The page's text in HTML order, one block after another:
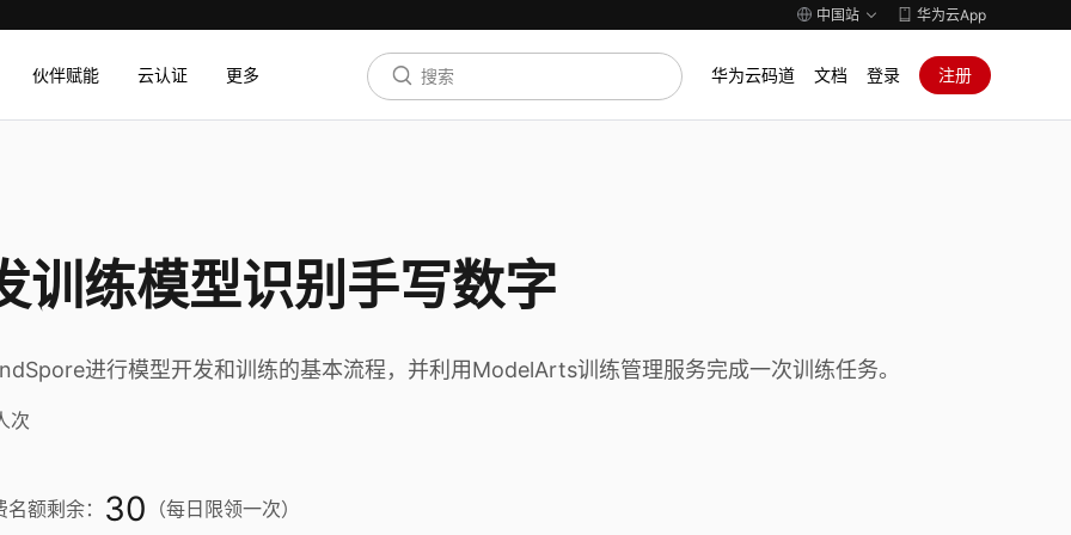
中国站 华为云App
伙伴赋能 云认证 更多 华为云码道 文档 登录 注册
练模型识别手写数字
进行模型开发和训练的基本流程，并利用ModelArts训练管理服务完成一次训练任务。
次
额剩余： 30 （每日限领一次）